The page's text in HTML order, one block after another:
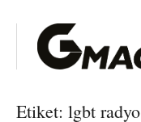
Etiket: lgbt radyo